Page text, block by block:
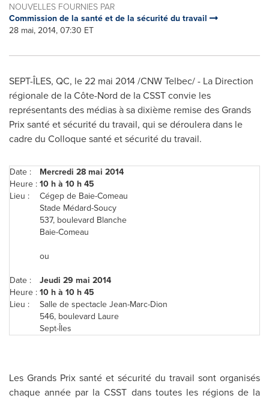
NOUVELLES FOURNIES PAR
Commission de la santé et de la sécurité du travail
28 mai, 2014, 07:30 ET
SEPT-ÎLES, QC, le 22 mai 2014 /CNW Telbec/ - La Direction
régionale de la Côte-Nord de la CSST convie les
représentants des médias à sa dixième remise des Grands
Prix santé et sécurité du travail, qui se déroulera dans le
cadre du Colloque santé et sécurité du travail.
Date :
Mercredi 28 mai 2014
Heure :10 h à 10 h 45
Lieu :
Cégep de Baie-Comeau
Stade Médard-Soucy
537, boulevard Blanche
Baie-Comeau
ou
Date :
Jeudi 29 mai 2014
Heure :10 h à 10 h 45
Lieu :
Salle de spectacle Jean-Marc-Dion
546, boulevard Laure
Sept-Îles
Les Grands Prix santé et sécurité du travail sont organisés
chaque année par la CSST dans toutes les régions de la